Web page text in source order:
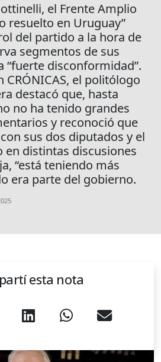
el Frente Amplio
resuelto en Uruguay”
del partido a la hora de
segmentos de sus
“fuerte disconformidad”.
CRÓNICAS, el politólogo
destacó que, hasta
no ha tenido grandes
y reconoció que
sus dos diputados y el
en distintas discusiones
“está teniendo más
era parte del gobierno.
esta nota